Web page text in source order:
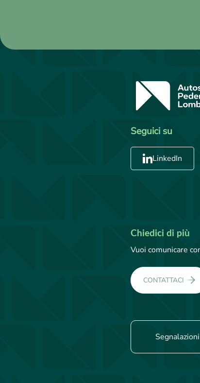
Seguici su
LinkedIn
Chiedici di più
Vuoi comunicare
CONTATTACI